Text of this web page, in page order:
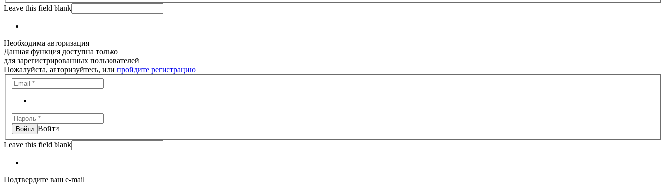
Leave this field blank
Необходима авторизация
Данная функция доступна только
для зарегистрированных пользователей
Пожалуйста, авторизуйтесь, или пройдите регистрацию
Войти
Leave this field blank
Подтвердите ваш e-mail